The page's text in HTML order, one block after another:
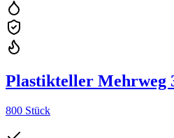
Plastikteller Mehrweg
800 Stück